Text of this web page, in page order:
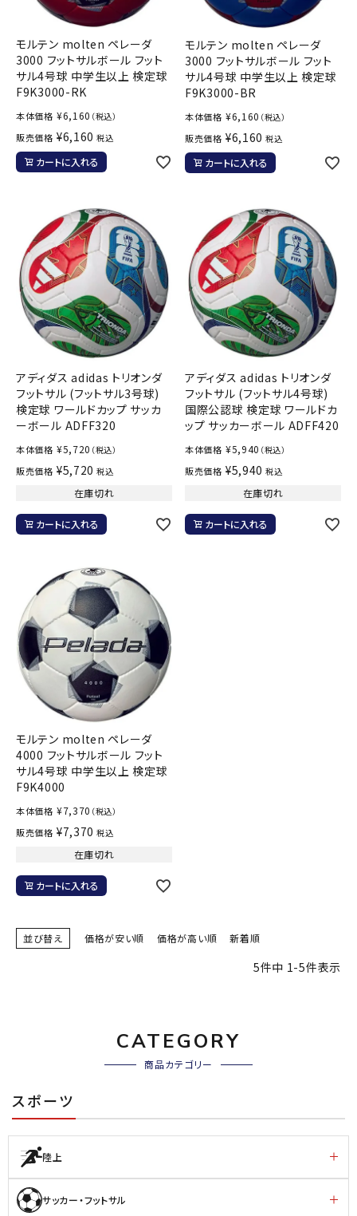
特定商取引法
プライバシーポリシー
モルテン molten ペレーダ
3000 フットサルボール フット
サル4号球 中学生以上 検定球
F9K3000-RK
本体価格 ¥6,160 （税込）
販売価格 ¥6,160 税込
カートに入れる
モルテン molten ペレーダ
3000 フットサルボール フット
サル4号球 中学生以上 検定球
F9K3000-BR
本体価格 ¥6,160 （税込）
販売価格 ¥6,160 税込
カートに入れる
アディダス adidas トリオンダ
フットサル (フットサル3号球)
検定球 ワールドカップ サッカ
ーボール ADFF320
本体価格 ¥5,720 （税込）
販売価格 ¥5,720 税込
在庫切れ
カートに入れる
アディダス adidas トリオンダ
フットサル (フットサル4号球)
国際公認球 検定球 ワールドカ
ップ サッカーボール ADFF420
本体価格 ¥5,940 （税込）
販売価格 ¥5,940 税込
在庫切れ
カートに入れる
モルテン molten ペレーダ
4000 フットサルボール フット
サル4号球 中学生以上 検定球
F9K4000
本体価格 ¥7,370 （税込）
販売価格 ¥7,370 税込
在庫切れ
カートに入れる
並び替え 価格が安い順 価格が高い順 新着順
5件中 1-5件表示
CATEGORY
商品カテゴリー
スポーツ
陸上
サッカー・フットサル